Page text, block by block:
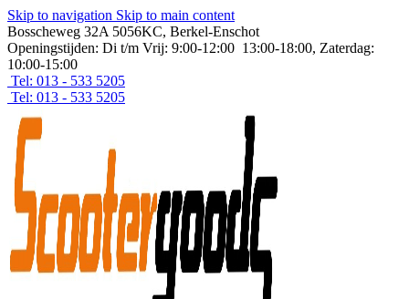
Skip to navigation Skip to main content
Bosscheweg 32A 5056KC, Berkel-Enschot
Openingstijden: Di t/m Vrij: 9:00-12:00 13:00-18:00, Zaterdag:
10:00-15:00
Tel: 013 - 533 5205
Tel: 013 - 533 5205